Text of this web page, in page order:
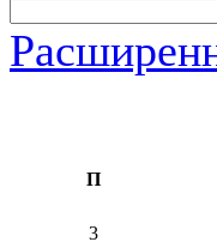
П
3